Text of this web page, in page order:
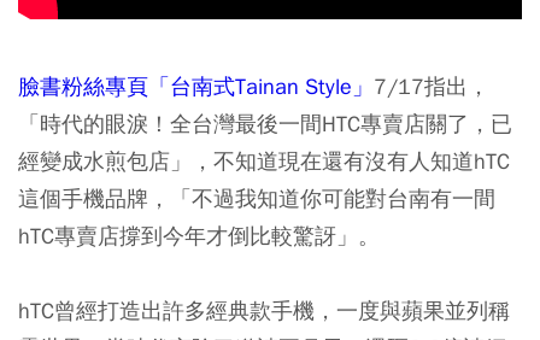
臉書粉絲專頁「台南式Tainan Style」 7/17指出，
「時代的眼淚！全台灣最後一間HTC專賣店關了，已
經變成水煎包店」，不知道現在還有沒有人知道hTC
這個手機品牌，「不過我知道你可能對台南有一間
hTC專賣店撐到今年才倒比較驚訝」。
hTC曾經打造出許多經典款手機，一度與蘋果並列稱